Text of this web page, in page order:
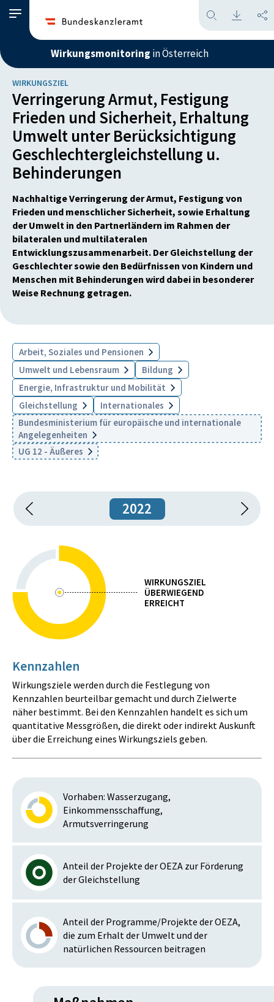
Wirkungsmonitoring in Österreich
WIRKUNGSZIEL
Verringerung Armut, Festigung
Frieden und Sicherheit, Erhaltung
Umwelt unter Berücksichtigung
Geschlechtergleichstellung u.
Behinderungen
Nachhaltige Verringerung der Armut, Festigung von
Frieden und menschlicher Sicherheit, sowie Erhaltung
der Umwelt in den Partnerländern im Rahmen der
bilateralen und multilateralen
Entwicklungszusammenarbeit. Der Gleichstellung der
Geschlechter sowie den Bedürfnissen von Kindern und
Menschen mit Behinderungen wird dabei in besonderer
Weise Rechnung getragen.
Arbeit, Soziales und Pensionen
Umwelt und Lebensraum
Bildung
Energie, Infrastruktur und Mobilität
Gleichstellung
Internationales
Bundesministerium für europäische und internationale
Angelegenheiten
UG 12 - Äußeres
2022
WIRKUNGSZIEL
ÜBERWIEGEND
ERREICHT
Kennzahlen
Wirkungsziele werden durch die Festlegung von
Kennzahlen beurteilbar gemacht und durch Zielwerte
näher bestimmt. Bei den Kennzahlen handelt es sich um
quantitative Messgrößen, die direkt oder indirekt Auskunft
über die Erreichung eines Wirkungsziels geben.
Vorhaben: Wasserzugang,
Einkommensschaffung,
Armutsverringerung
Anteil der Projekte der OEZA zur Förderung
der Gleichstellung
Anteil der Programme/Projekte der OEZA,
die zum Erhalt der Umwelt und der
natürlichen Ressourcen beitragen